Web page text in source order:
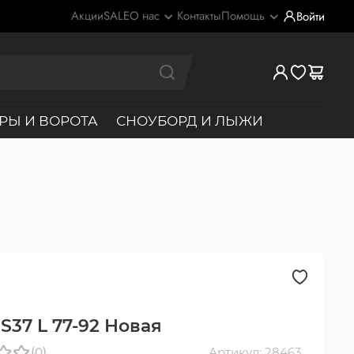
АкцииSALEО нас КонтактыПомощь Войти
И ВОРОТА СНОУБОРД И ЛЫЖИ
L 77-92 Новая